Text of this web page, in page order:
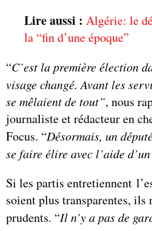
Lire aussi : Algérie: le
la “fin d’une époque”
“C’est la première élection
visage changé. Avant les
se mêlaient de tout”, nous
journaliste et rédacteur en
Focus. “Désormais, un
se faire élire avec l’aide
Si les partis entretiennent
soient plus transparentes, ils
prudents. “Il n’y a pas de